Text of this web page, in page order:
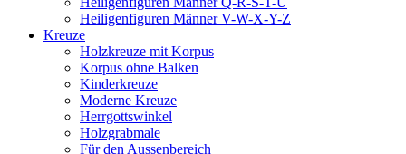
Heiligenfiguren Männer V-W-X-Y-Z
Kreuze
Holzkreuze mit Korpus
Korpus ohne Balken
Kinderkreuze
Moderne Kreuze
Herrgottswinkel
Holzgrabmale
Für den Aussenbereich